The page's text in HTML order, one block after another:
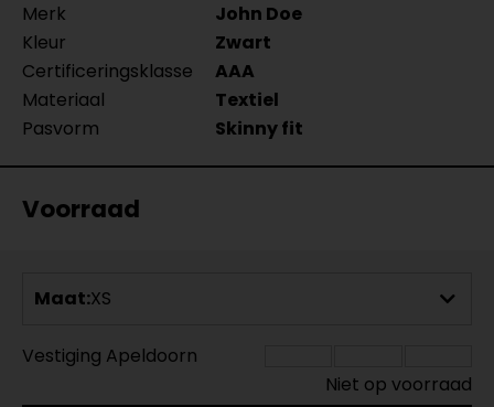
Merk
John Doe
Kleur
Zwart
Certificeringsklasse
AAA
Materiaal
Textiel
Pasvorm
Skinny fit
Voorraad
Maat:XS
Vestiging Apeldoorn
Niet op voorraad